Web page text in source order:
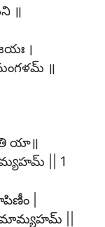
॥
।
॥
యా॥
|| 1
|
నమామ్యహమ్ ||